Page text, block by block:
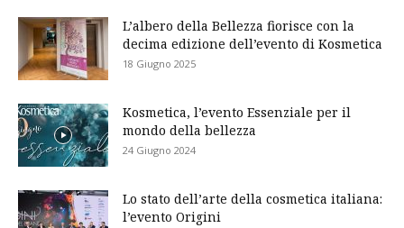
L’albero della Bellezza fiorisce con la
decima edizione dell’evento di Kosmetica
18 Giugno 2025
Kosmetica, l’evento Essenziale per il
mondo della bellezza
24 Giugno 2024
Lo stato dell’arte della cosmetica italiana:
l’evento Origini